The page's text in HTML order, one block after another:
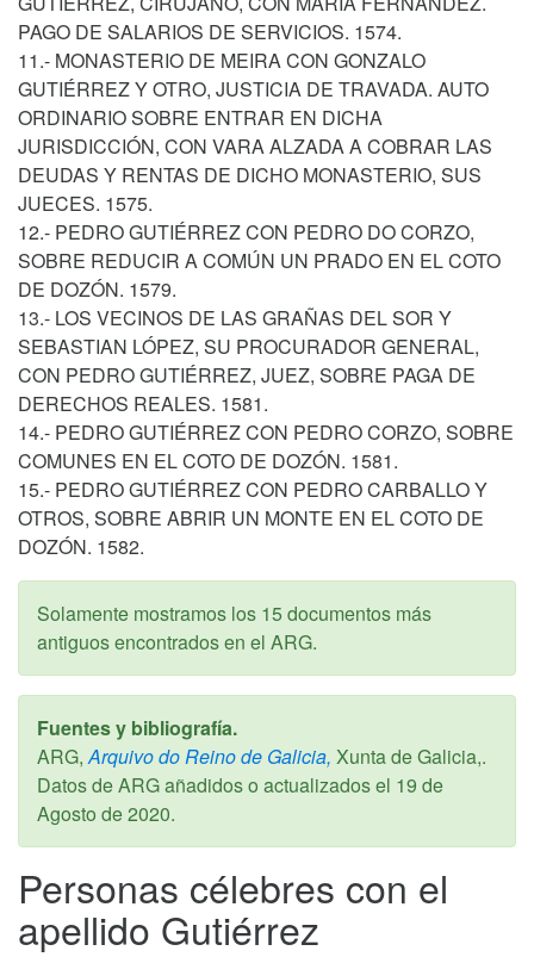
PAGO DE SALARIOS DE SERVICIOS. 1574.
11.- MONASTERIO DE MEIRA CON GONZALO
GUTIÉRREZ Y OTRO, JUSTICIA DE TRAVADA. AUTO
ORDINARIO SOBRE ENTRAR EN DICHA
JURISDICCIÓN, CON VARA ALZADA A COBRAR LAS
DEUDAS Y RENTAS DE DICHO MONASTERIO, SUS
JUECES. 1575.
12.- PEDRO GUTIÉRREZ CON PEDRO DO CORZO,
SOBRE REDUCIR A COMÚN UN PRADO EN EL COTO
DE DOZÓN. 1579.
13.- LOS VECINOS DE LAS GRAÑAS DEL SOR Y
SEBASTIAN LÓPEZ, SU PROCURADOR GENERAL,
CON PEDRO GUTIÉRREZ, JUEZ, SOBRE PAGA DE
DERECHOS REALES. 1581.
14.- PEDRO GUTIÉRREZ CON PEDRO CORZO, SOBRE
COMUNES EN EL COTO DE DOZÓN. 1581.
15.- PEDRO GUTIÉRREZ CON PEDRO CARBALLO Y
OTROS, SOBRE ABRIR UN MONTE EN EL COTO DE
DOZÓN. 1582.
Solamente mostramos los 15 documentos más
antiguos encontrados en el ARG.
Fuentes y bibliografía.
ARG, Arquivo do Reino de Galicia, Xunta de Galicia,.
Datos de ARG añadidos o actualizados el 19 de
Agosto de 2020.
Personas célebres con el
apellido Gutiérrez